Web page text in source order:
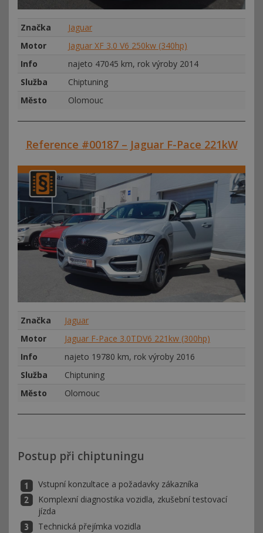
Značka
Jaguar
Motor
Jaguar XF 3.0 V6 250kw (340hp)
Info
najeto 47045 km, rok výroby 2014
Služba
Chiptuning
Město
Olomouc
Reference #00187 – Jaguar F-Pace 221kW
Značka
Jaguar
Motor
Jaguar F-Pace 3.0TDV6 221kw (300hp)
Info
najeto 19780 km, rok výroby 2016
Služba
Chiptuning
Město
Olomouc
Postup při chiptuningu
Vstupní konzultace a požadavky zákazníka
Komplexní diagnostika vozidla, zkušební testovací
jízda
Technická přejímka vozidla